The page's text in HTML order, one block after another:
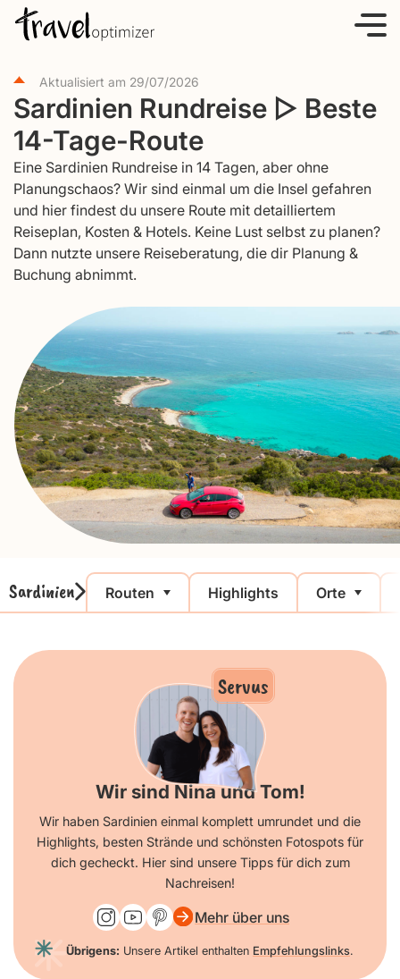
Aktualisiert am 29/07/2026
Sardinien Rundreise ▷ Beste
14-Tage-Route
Eine Sardinien Rundreise in 14 Tagen, aber ohne
Planungschaos? Wir sind einmal um die Insel gefahren
und hier findest du unsere Route mit detailliertem
Reiseplan, Kosten & Hotels. Keine Lust selbst zu planen?
Dann nutzte unsere Reiseberatung, die dir Planung &
Buchung abnimmt.
Sardinien Routen Highlights Orte
Servus
Wir sind Nina und Tom!
Wir haben Sardinien einmal komplett umrundet und die
Highlights, besten Strände und schönsten Fotospots für
dich gecheckt. Hier sind unsere Tipps für dich zum
Nachreisen!
Mehr über uns
Übrigens: Unsere Artikel enthalten Empfehlungslinks.